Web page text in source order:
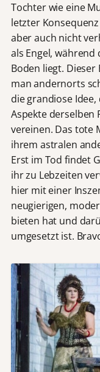
Tochter wie eine
letzter
aber auch nicht
als Engel,
Boden liegt.
man andernorts
die grandiose
Aspekte derselben
vereinen. Das tote
ihrem astralen
Erst im Tod findet
ihr zu Lebzeiten
hier mit einer
neugierigen,
bieten hat und
umgesetzt ist.